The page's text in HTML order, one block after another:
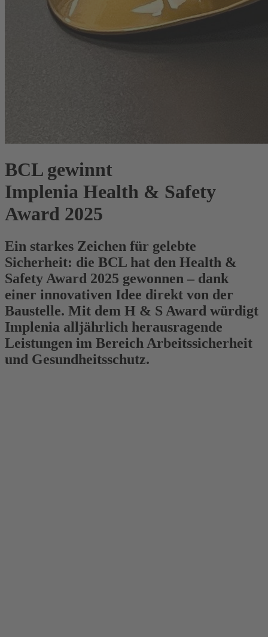
BCL gewinnt
Implenia Health & Safety
Award 2025
Ein starkes Zeichen für gelebte
Sicherheit: die BCL hat den Health &
Safety Award 2025 gewonnen – dank
einer innovativen Idee direkt von der
Baustelle. Mit dem H & S Award würdigt
Implenia alljährlich herausragende
Leistungen im Bereich Arbeitssicherheit
und Gesundheitsschutz.